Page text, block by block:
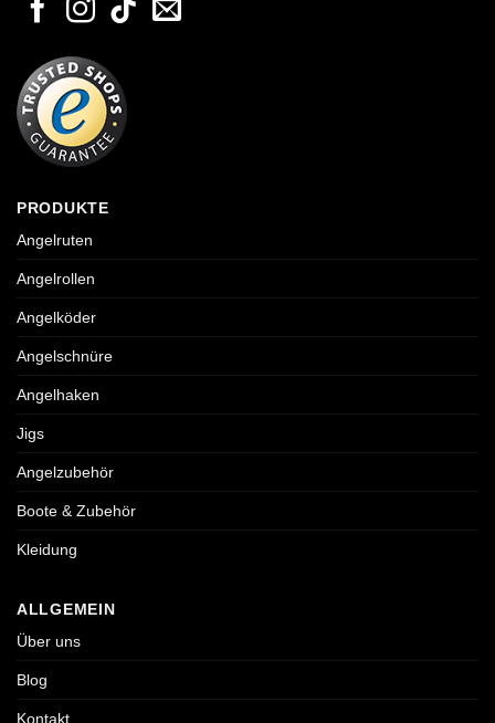
PRODUKTE
Angelruten
Angelrollen
Angelköder
Angelschnüre
Angelhaken
Jigs
Angelzubehör
Boote & Zubehör
Kleidung
ALLGEMEIN
Über uns
Blog
Kontakt